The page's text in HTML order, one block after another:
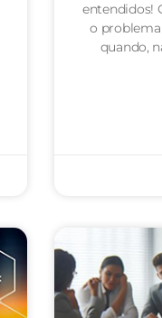
entendidos!
o
quando,